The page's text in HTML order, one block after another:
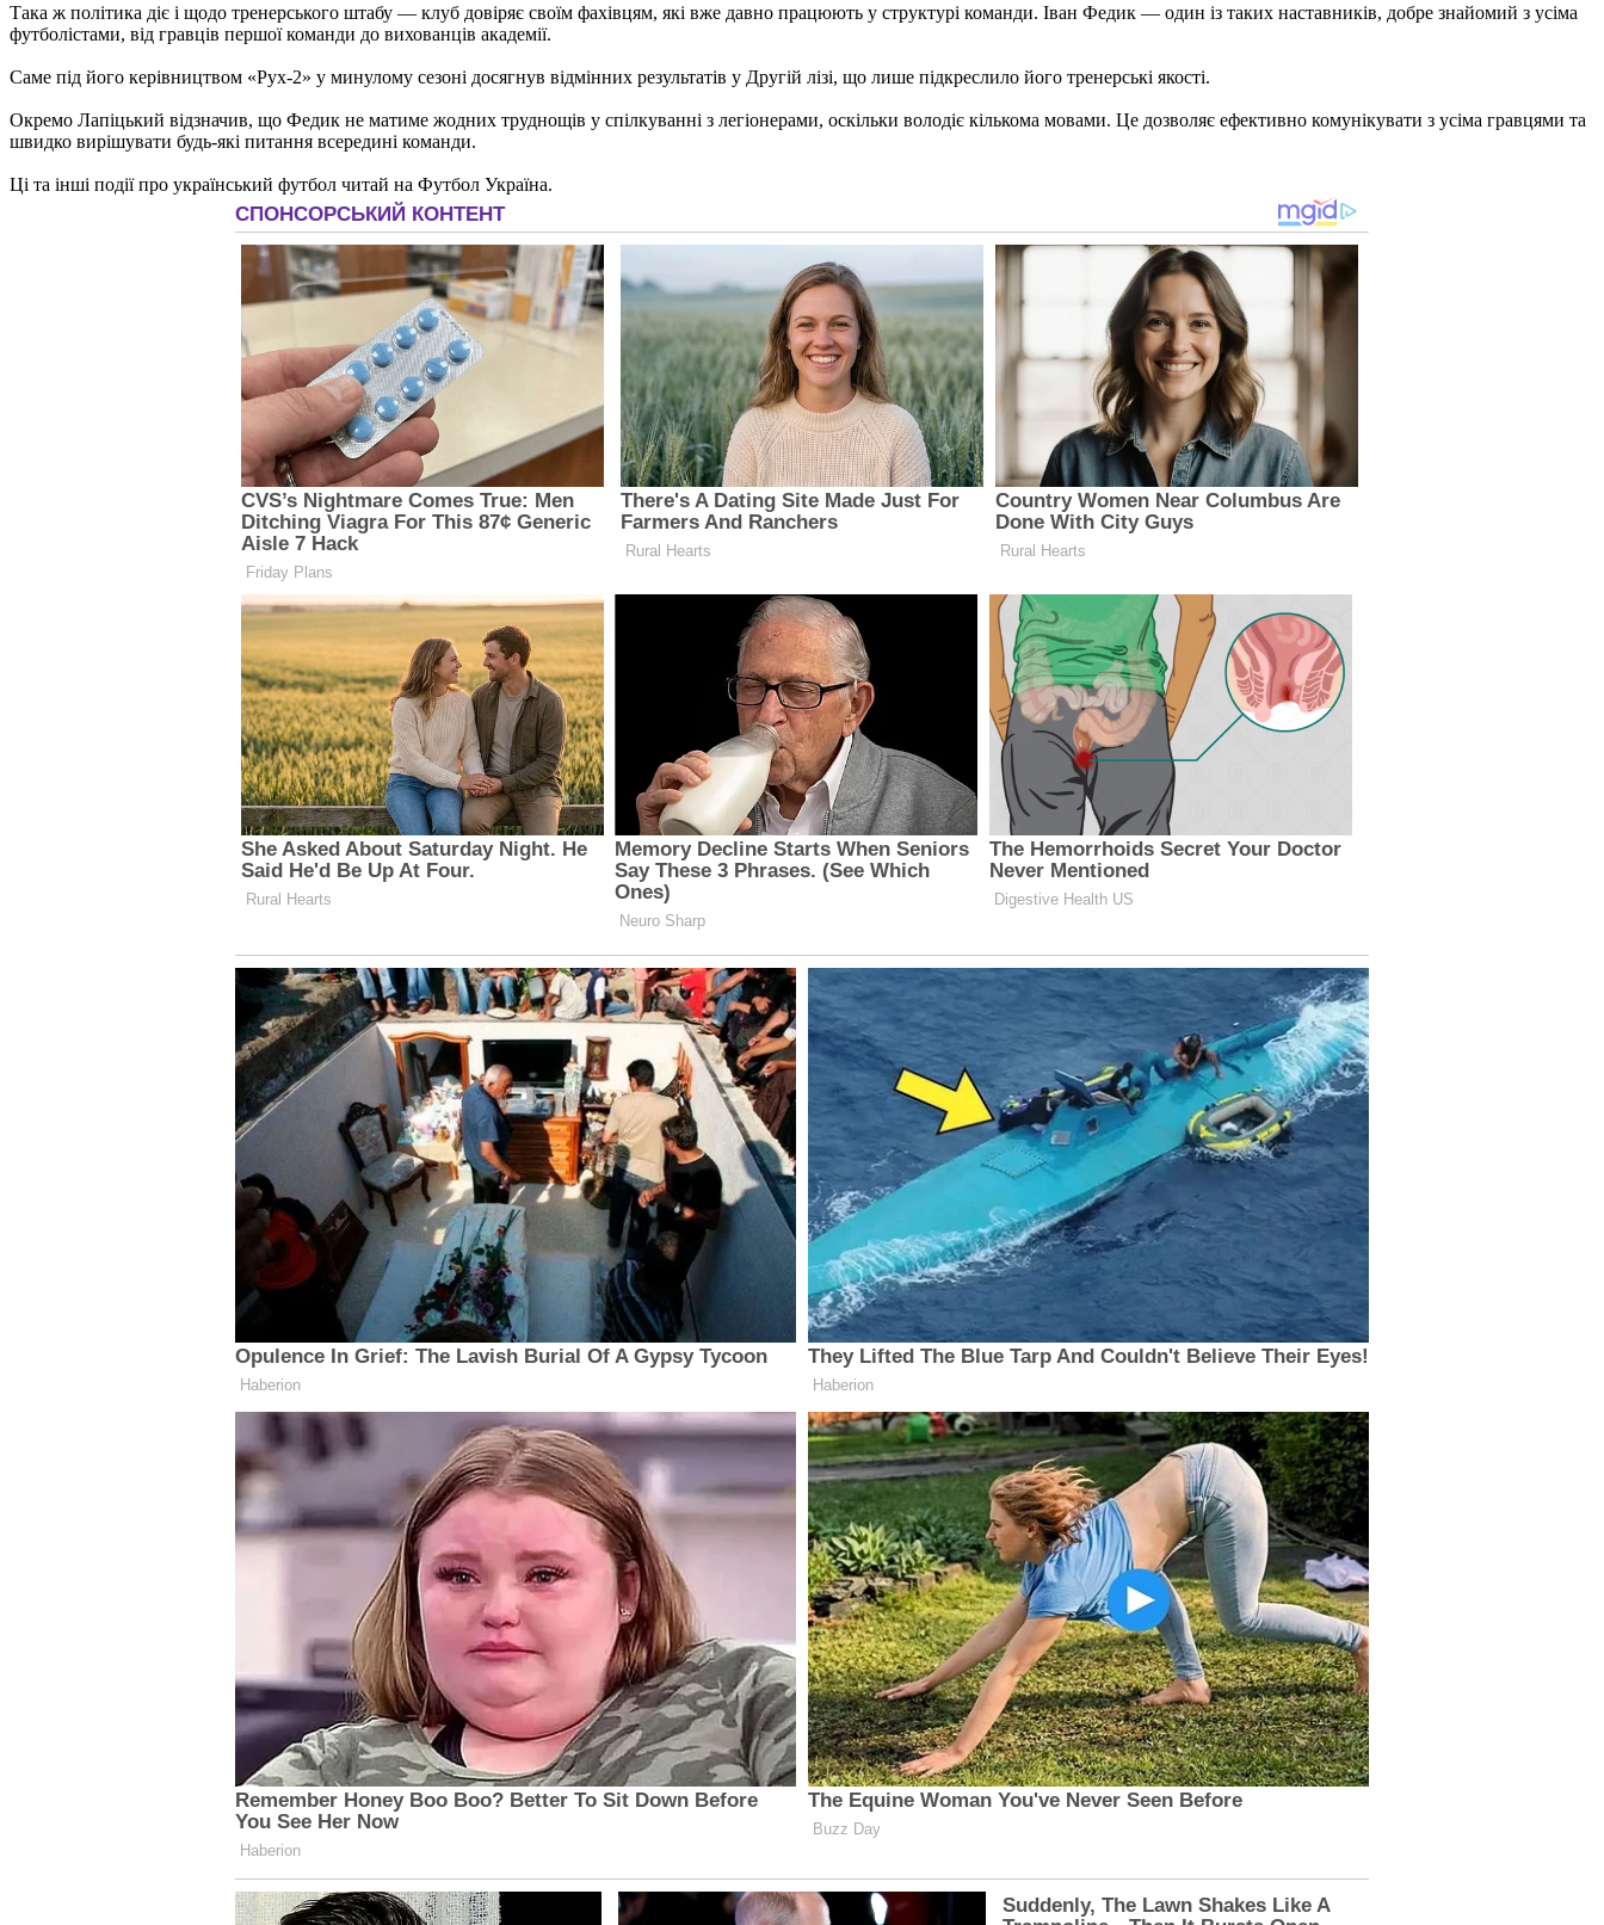
Така ж політика діє і щодо тренерського штабу — клуб довіряє своїм фахівцям, які вже давно працюють у структурі команди. Іван Федик — один із таких наставників, добре знайомий з усіма
футболістами, від гравців першої команди до вихованців академії.
Саме під його керівництвом «Рух-2» у минулому сезоні досягнув відмінних результатів у Другій лізі, що лише підкреслило його тренерські якості.
Окремо Лапіцький відзначив, що Федик не матиме жодних труднощів у спілкуванні з легіонерами, оскільки володіє кількома мовами. Це дозволяє ефективно комунікувати з усіма гравцями та
швидко вирішувати будь-які питання всередині команди.
Ці та інші події про український футбол читай на Футбол Україна.